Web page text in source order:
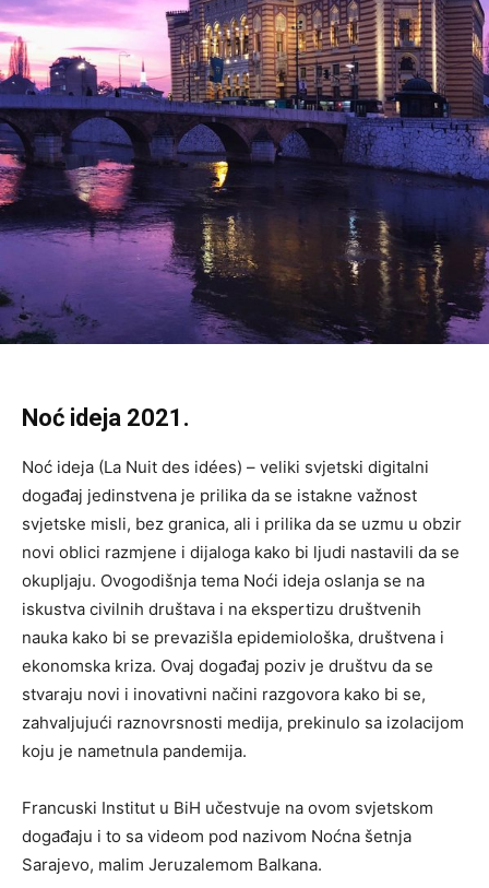
Noć ideja 2021.
Noć ideja (La Nuit des idées) – veliki svjetski digitalni
događaj jedinstvena je prilika da se istakne važnost
svjetske misli, bez granica, ali i prilika da se uzmu u obzir
novi oblici razmjene i dijaloga kako bi ljudi nastavili da se
okupljaju. Ovogodišnja tema Noći ideja oslanja se na
iskustva civilnih društava i na ekspertizu društvenih
nauka kako bi se prevazišla epidemiološka, društvena i
ekonomska kriza. Ovaj događaj poziv je društvu da se
stvaraju novi i inovativni načini razgovora kako bi se,
zahvaljujući raznovrsnosti medija, prekinulo sa izolacijom
koju je nametnula pandemija.
Francuski Institut u BiH učestvuje na ovom svjetskom
događaju i to sa videom pod nazivom Noćna šetnja
Sarajevo, malim Jeruzalemom Balkana.